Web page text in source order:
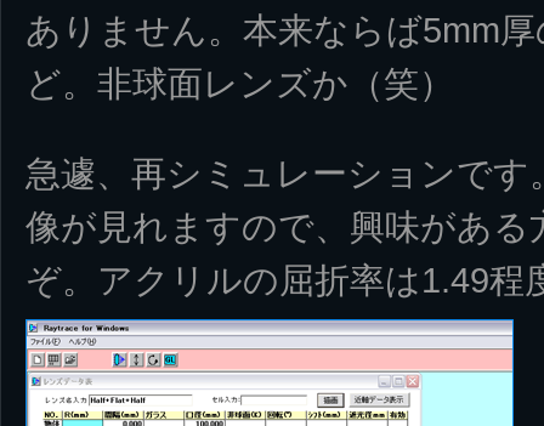
ありません。本来ならば5mm
ど。非球面レンズか（笑）
急遽、再シミュレーションで
像が見れますので、興味があ
ぞ。アクリルの屈折率は1.49程